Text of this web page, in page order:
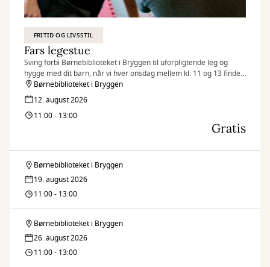
FRITID OG LIVSSTIL
Fars legestue
Sving forbi Børnebiblioteket i Bryggen til uforpligtende leg og
hygge med dit barn, når vi hver onsdag mellem kl. 11 og 13 finder
legetøjet frem og inviterer til Fars legestue.
Børnebiblioteket i Bryggen
12. august 2026
11:00 - 13:00
Gratis
Fars
legestue
Børnebiblioteket i Bryggen
19. august 2026
11:00 - 13:00
Fars
legestue
Børnebiblioteket i Bryggen
26. august 2026
11:00 - 13:00